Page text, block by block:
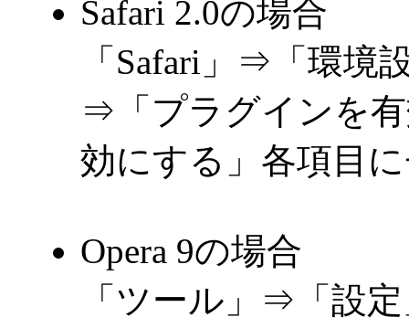
Safari 2.0の場合
「Safari」⇒「環境
⇒「プラグインを有
効にする」各項目
Opera 9の場合
「ツール」⇒「設